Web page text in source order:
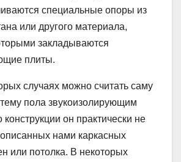
специальные опоры из
или другого материала,
закладываются
плиты.
случаях можно считать саму
пола звукоизолирующим
он практически не
описанных нами каркасных
или потолка. В некоторых